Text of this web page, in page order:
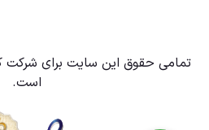
تمامی حقوق این سایت برای شرکت
است.